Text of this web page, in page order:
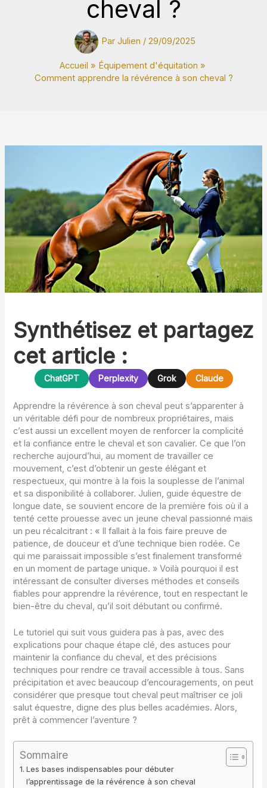
cheval ?
Par Julien / 29/09/2025
Accueil
Équipement d'équitation
Comment apprendre la révérence à son cheval ?
Synthétisez et partagez
cet article :
ChatGPT Perplexity Grok Claude
Apprendre la révérence à son cheval peut s’apparenter à
un véritable défi pour de nombreux propriétaires, mais
c’est aussi un excellent moyen de renforcer la complicité
et la confiance entre le cheval et son cavalier. Ce que l’on
recherche aujourd’hui, au moment de travailler ce
mouvement, c’est d’obtenir un geste élégant et
respectueux, qui montre à la fois la souplesse de l’animal
et sa disponibilité à collaborer. Julien, guide équestre de
longue date, se souvient encore de la première fois où il a
tenté cette prouesse avec un jeune cheval passionné mais
un peu récalcitrant : « Il fallait à la fois faire preuve de
patience, de douceur et d’une technique bien rodée. Ce
qui me paraissait impossible s’est finalement transformé
en un moment de partage unique. » Voilà pourquoi il est
intéressant de consulter diverses méthodes et conseils
fiables pour apprendre la révérence, tout en respectant le
bien-être du cheval, qu’il soit débutant ou confirmé.
Le tutoriel qui suit vous guidera pas à pas, avec des
explications pour chaque étape clé, des astuces pour
maintenir la confiance du cheval, et des précisions
techniques pour rendre ce travail accessible à tous. Sans
précipitation et avec beaucoup d’encouragements, on peut
considérer que presque tout cheval peut maîtriser ce joli
salut équestre, digne des plus belles académies. Alors,
prêt à commencer l’aventure ?
Sommaire
Les bases indispensables pour débuter
l’apprentissage de la révérence à son cheval